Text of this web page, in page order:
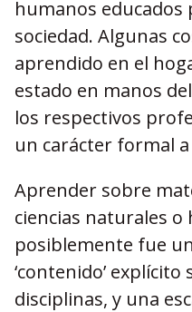
humanos educados
sociedad. Algunas
aprendido en el
estado en manos
los respectivos
un carácter formal
Aprender sobre
ciencias naturales
posiblemente fue
‘contenido’ explícito
disciplinas, y una